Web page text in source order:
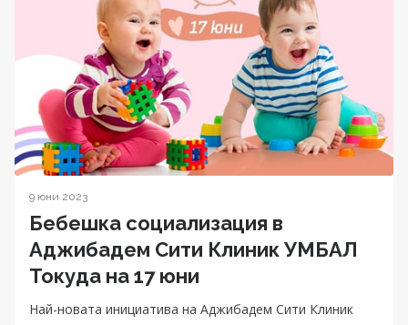
9 юни 2023
Бебешка социализация в
Аджибадем Сити Клиник УМБАЛ
Токуда на 17 юни
Най-новата инициатива на Аджибадем Сити Клиник